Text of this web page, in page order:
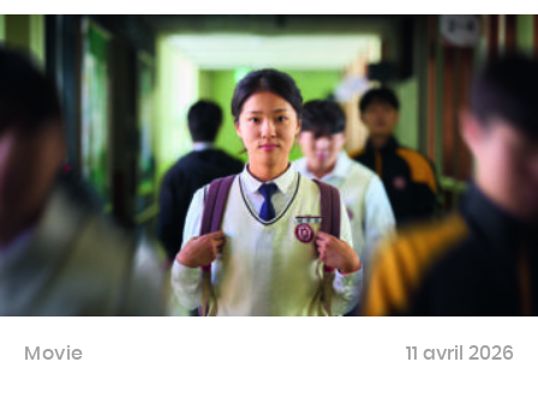
Movie 11 avril 2026